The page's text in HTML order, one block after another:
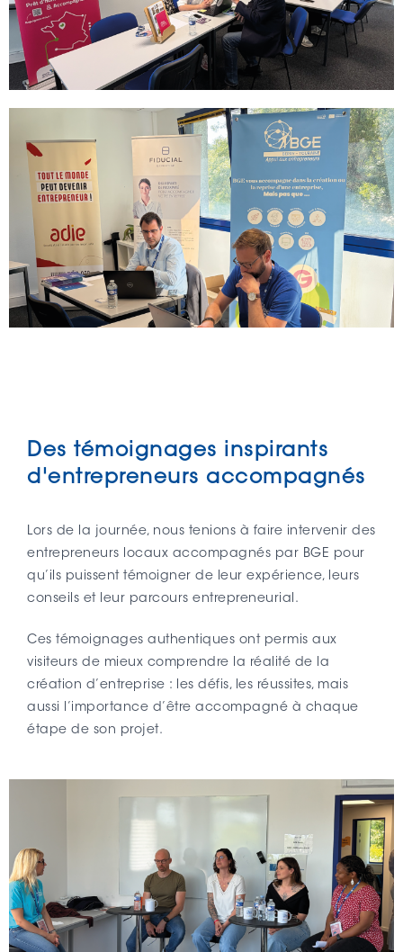
Des témoignages inspirants
d'entrepreneurs accompagnés
Lors de la journée, nous tenions à faire intervenir des
entrepreneurs locaux accompagnés par BGE pour
qu’ils puissent témoigner de leur expérience, leurs
conseils et leur parcours entrepreneurial.
Ces témoignages authentiques ont permis aux
visiteurs de mieux comprendre la réalité de la
création d’entreprise : les défis, les réussites, mais
aussi l’importance d’être accompagné à chaque
étape de son projet.